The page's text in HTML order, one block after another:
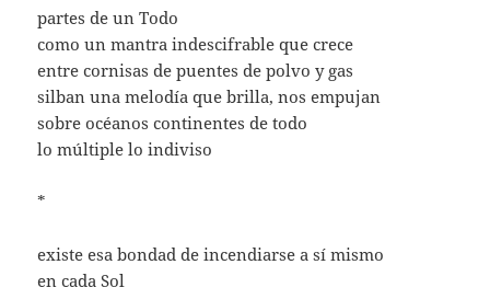
partes de un Todo
como un mantra indescifrable que crece
entre cornisas de puentes de polvo y gas
silban una melodía que brilla, nos empujan
sobre océanos continentes de todo
lo múltiple lo indiviso
*
existe esa bondad de incendiarse a sí mismo
en cada Sol